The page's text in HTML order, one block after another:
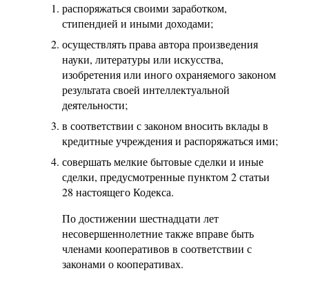
распоряжаться своими заработком,
стипендией и иными доходами;
осуществлять права автора произведения
науки, литературы или искусства,
изобретения или иного охраняемого законом
результата своей интеллектуальной
деятельности;
в соответствии с законом вносить вклады в
кредитные учреждения и распоряжаться ими;
совершать мелкие бытовые сделки и иные
сделки, предусмотренные пунктом 2 статьи
28 настоящего Кодекса.
По достижении шестнадцати лет
несовершеннолетние также вправе быть
членами кооперативов в соответствии с
законами о кооперативах.